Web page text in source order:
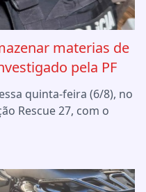
materias de
pela PF
quinta-feira (6/8), no
Rescue 27, com o